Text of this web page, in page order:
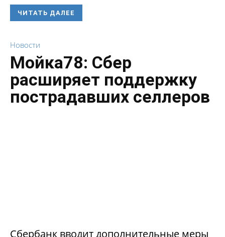
ЧИТАТЬ ДАЛЕЕ
Новости
Мойка78: Сбер
расширяет поддержку
пострадавших селлеров
Сбербанк вводит дополнительные меры